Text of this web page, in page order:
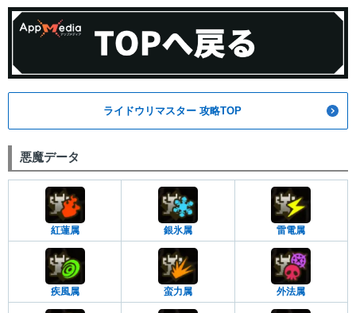
ライドウリマスター 攻略TOP
悪魔データ
紅蓮属 銀氷属 雷電属
疾風属 蛮力属 外法属